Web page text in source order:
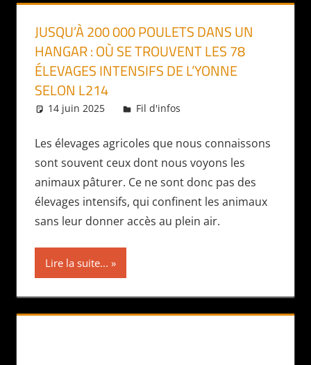
JUSQU’À 200 000 POULETS DANS UN
HANGAR : OÙ SE TROUVENT LES 78
ÉLEVAGES INTENSIFS DE L’YONNE
SELON L214
14 juin 2025 Daniel
Fil d'infos
Les élevages agricoles que nous connaissons
sont souvent ceux dont nous voyons les
animaux pâturer. Ce ne sont donc pas des
élevages intensifs, qui confinent les animaux
sans leur donner accès au plein air.
Lire la suite...